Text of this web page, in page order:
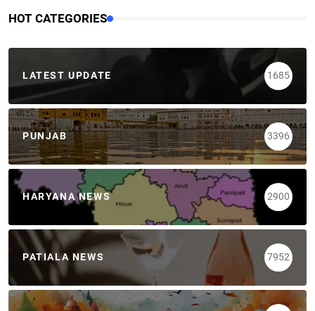
HOT CATEGORIES
LATEST UPDATE 1685
PUNJAB 3396
HARYANA NEWS 2900
PATIALA NEWS 7952